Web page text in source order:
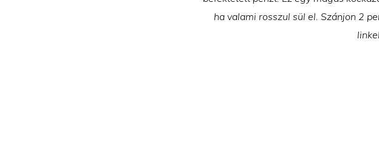
ha valami rosszul sül el. Szánjon 2